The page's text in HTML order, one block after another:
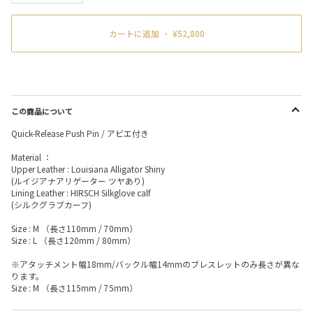
カートに追加 • ¥52,800
この商品について
Quick-Release Push Pin / アビエ付き
Material ：
Upper Leather : Louisiana Alligator Shiny
(ルイジアナアリゲーター ツヤあり)
Lining Leather : HIRSCH Silkglove calf
(シルクグラブカーフ)
Size : M （長さ110mm / 70mm）
Size : L （長さ120mm / 80mm）
※アタッチメント幅18mm/バックル幅14mmのブレスレットのみ長さが異な
ります。
Size : M （長さ115mm / 75mm）